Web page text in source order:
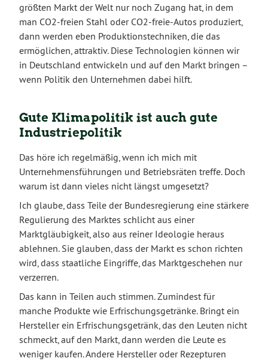
größten Markt der Welt nur noch Zugang hat, in dem
man CO2-freien Stahl oder CO2-freie-Autos produziert,
dann werden eben Produktionstechniken, die das
ermöglichen, attraktiv. Diese Technologien können wir
in Deutschland entwickeln und auf den Markt bringen –
wenn Politik den Unternehmen dabei hilft.
Gute Klimapolitik ist auch gute
Industriepolitik
Das höre ich regelmäßig, wenn ich mich mit
Unternehmensführungen und Betriebsräten treffe. Doch
warum ist dann vieles nicht längst umgesetzt?
Ich glaube, dass Teile der Bundesregierung eine stärkere
Regulierung des Marktes schlicht aus einer
Marktgläubigkeit, also aus reiner Ideologie heraus
ablehnen. Sie glauben, dass der Markt es schon richten
wird, dass staatliche Eingriffe, das Marktgeschehen nur
verzerren.
Das kann in Teilen auch stimmen. Zumindest für
manche Produkte wie Erfrischungsgetränke. Bringt ein
Hersteller ein Erfrischungsgetränk, das den Leuten nicht
schmeckt, auf den Markt, dann werden die Leute es
weniger kaufen. Andere Hersteller oder Rezepturen